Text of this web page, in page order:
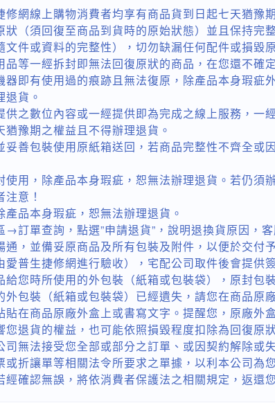
網線上購物消費者均享有商品貨到日起七天猶豫
（須回復至商品到貨時的原始狀態）並且保持完
件或資料的完整性），切勿缺漏任何配件或損毀
等一經拆封即無法回復原狀的商品，在您還不確
即有使用過的痕跡且無法復原，除產品本身瑕疵
貨。
之數位內容或一經提供即為完成之線上服務，一
豫期之權益且不得辦理退貨。
善包裝使用原紙箱送回，若商品完整性不齊全或
用，除產品本身瑕疵，恕無法辦理退貨。若仍須
意！
品本身瑕疵，恕無法辦理退貨。
訂單查詢，點選”申請退貨”，說明退換貨原因，
，並備妥原商品及所有包裝及附件，以便於交付
普生捷修網進行驗收），宅配公司取件後會提供
您時所使用的外包裝（紙箱或包裝袋），原封包
包裝（紙箱或包裝袋）已經遺失，請您在商品原
在商品原廠外盒上或書寫文字。提醒您，原廠外
退貨的權益，也可能依照損毀程度扣除為回復原
無法接受您全部或部分之訂單、或因契約解除或
折讓單等相關法令所要求之單據，以利本公司為
確認無誤，將依消費者保護法之相關規定，返還